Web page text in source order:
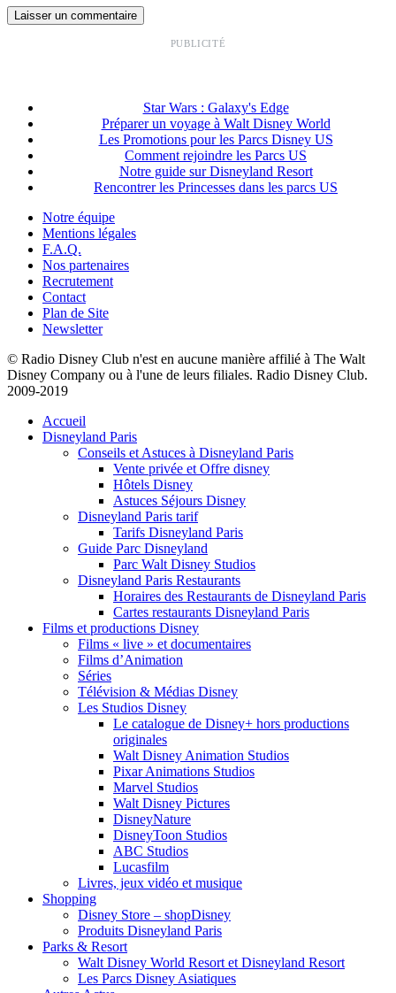
PUBLICITÉ
Star Wars : Galaxy's Edge
Préparer un voyage à Walt Disney World
Les Promotions pour les Parcs Disney US
Comment rejoindre les Parcs US
Notre guide sur Disneyland Resort
Rencontrer les Princesses dans les parcs US
Notre équipe
Mentions légales
F.A.Q.
Nos partenaires
Recrutement
Contact
Plan de Site
Newsletter
© Radio Disney Club n'est en aucune manière affilié à The Walt
Disney Company ou à l'une de leurs filiales. Radio Disney Club.
2009-2019
Accueil
Disneyland Paris
Conseils et Astuces à Disneyland Paris
Vente privée et Offre disney
Hôtels Disney
Astuces Séjours Disney
Disneyland Paris tarif
Tarifs Disneyland Paris
Guide Parc Disneyland
Parc Walt Disney Studios
Disneyland Paris Restaurants
Horaires des Restaurants de Disneyland Paris
Cartes restaurants Disneyland Paris
Films et productions Disney
Films « live » et documentaires
Films d’Animation
Séries
Télévision & Médias Disney
Les Studios Disney
Le catalogue de Disney+ hors productions
originales
Walt Disney Animation Studios
Pixar Animations Studios
Marvel Studios
Walt Disney Pictures
DisneyNature
DisneyToon Studios
ABC Studios
Lucasfilm
Livres, jeux vidéo et musique
Shopping
Disney Store – shopDisney
Produits Disneyland Paris
Parks & Resort
Walt Disney World Resort et Disneyland Resort
Les Parcs Disney Asiatiques